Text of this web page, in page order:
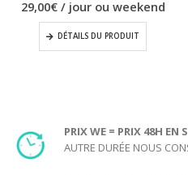
29,00€/ jour ou weekend
DÉTAILS DU PRODUIT
PRIX WE = PRIX 48H EN
AUTRE DURÉE NOUS